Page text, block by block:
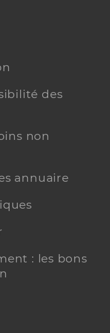
des
non
annuaire
: les bons